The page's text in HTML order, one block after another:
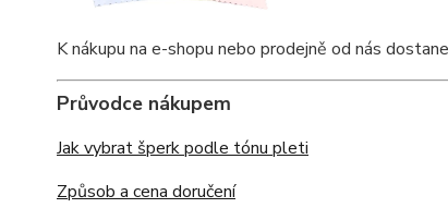
K nákupu na e-shopu nebo prodejně od nás
Průvodce nákupem
Jak vybrat šperk podle tónu pleti
Způsob a cena doručení